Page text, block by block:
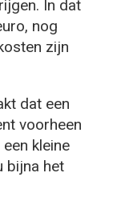
In dat
nog
zijn
dat een
voorheen
kleine
bijna het